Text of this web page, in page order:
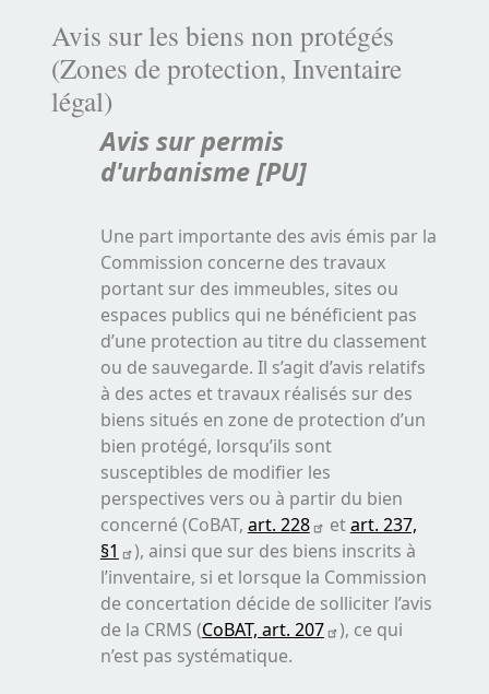
Avis sur les biens non protégés
(Zones de protection, Inventaire
légal)
Avis sur permis
d'urbanisme [PU]
Une part importante des avis émis par la
Commission concerne des travaux
portant sur des immeubles, sites ou
espaces publics qui ne bénéficient pas
d’une protection au titre du classement
ou de sauvegarde. Il s’agit d’avis relatifs
à des actes et travaux réalisés sur des
biens situés en zone de protection d’un
bien protégé, lorsqu’ils sont
susceptibles de modifier les
perspectives vers ou à partir du bien
concerné (CoBAT, art. 228 etart. 237,
§1
), ainsi que sur des biens inscrits à
l’inventaire, si et lorsque la Commission
de concertation décide de solliciter l’avis
de la CRMS (CoBAT, art. 207
), ce qui
n’est pas systématique.